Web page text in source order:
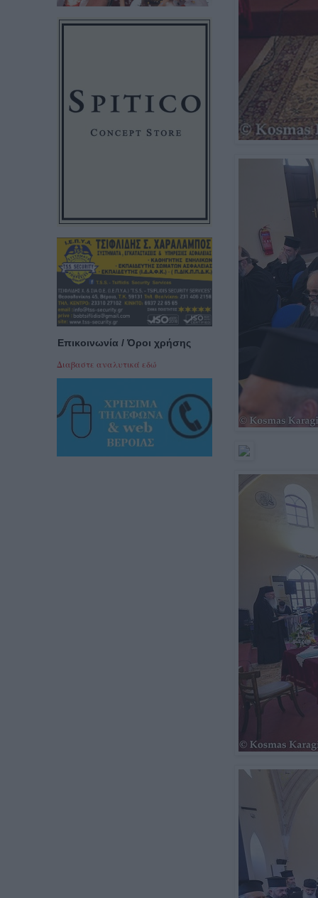
Επικοινωνία / Όροι χρήσης
Διαβαστε αναλυτικά εδώ